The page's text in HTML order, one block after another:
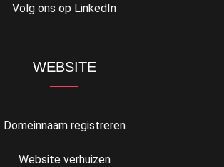
Volg ons op LinkedIn
WEBSITE
Domeinnaam registreren
Website verhuizen